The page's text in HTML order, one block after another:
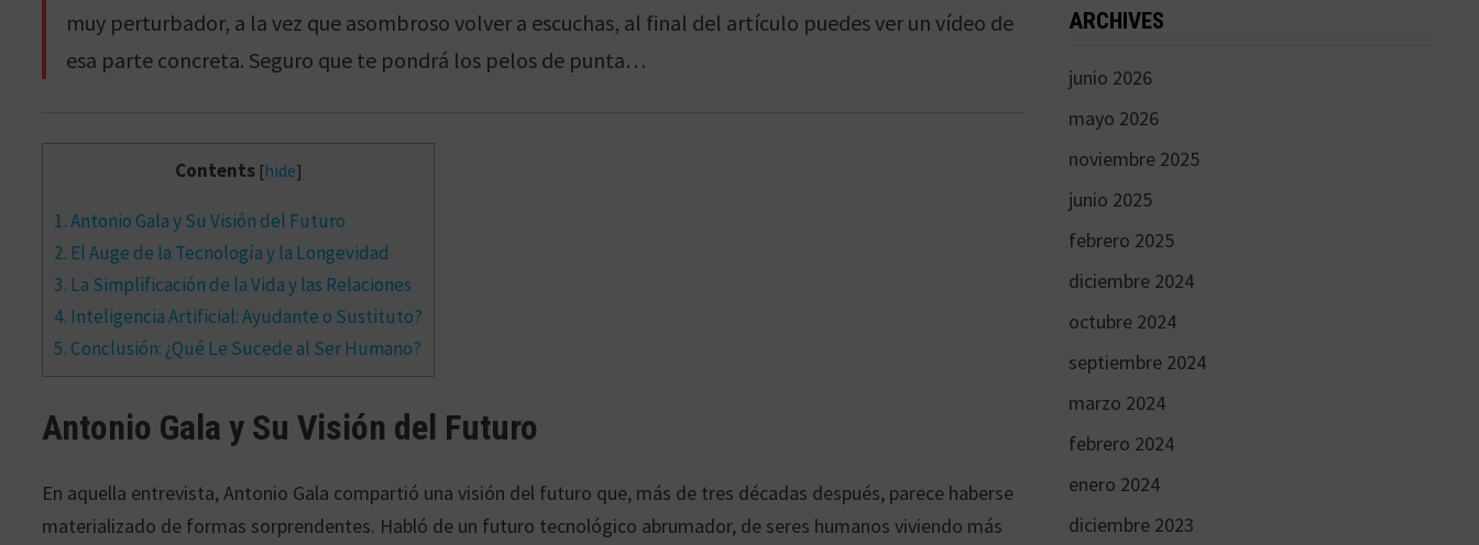
muy perturbador, a la vez que asombroso volver a escuchas, al final del artículo puedes ver un vídeo de
esa parte concreta. Seguro que te pondrá los pelos de punta…
Contents [hide]
1.Antonio Gala y Su Visión del Futuro
2. El Auge de la Tecnología y la Longevidad
3. La Simplificación de la Vida y las Relaciones
4. Inteligencia Artificial: Ayudante o Sustituto?
5. Conclusión: ¿Qué Le Sucede al Ser Humano?
Antonio Gala y Su Visión del Futuro
En aquella entrevista, Antonio Gala compartió una visión del futuro que, más de tres décadas después, parece haberse
materializado de formas sorprendentes. Habló de un futuro tecnológico abrumador, de seres humanos viviendo más
ARCHIVES
junio 2026
mayo 2026
noviembre 2025
junio 2025
febrero 2025
diciembre 2024
octubre 2024
septiembre 2024
marzo 2024
febrero 2024
enero 2024
diciembre 2023